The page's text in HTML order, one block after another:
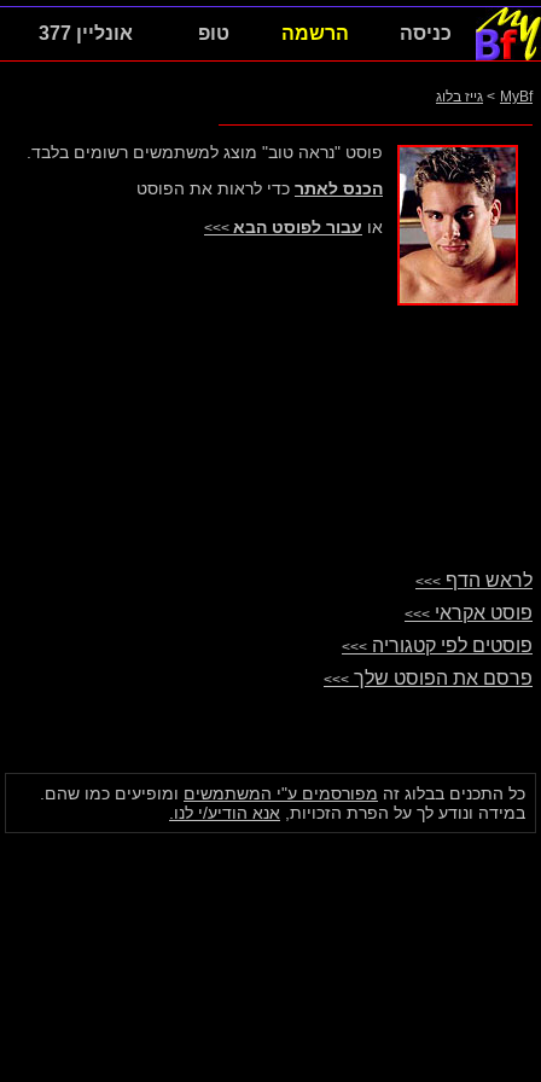
כניסה הרשמה טופ אונליין 377
MyBf
> גייז בלוג
פוסט "נראה טוב" מוצג למשתמשים רשומים בלבד.
הכנס לאתר כדי לראות את הפוסט
או עבור לפוסט הבא >>>
לראש הדף >>>
פוסט אקראי >>>
פוסטים לפי קטגוריה >>>
פרסם את הפוסט שלך >>>
כל התכנים בבלוג זה מפורסמים ע"י המשתמשים ומופיעים כמו שהם.
במידה ונודע לך על הפרת הזכויות, אנא הודיע/י לנו.